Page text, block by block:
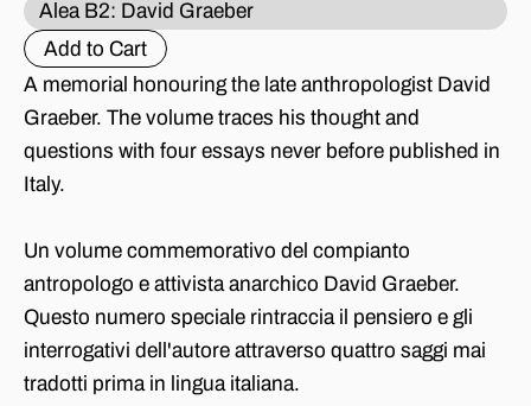
Alea B2: David Graeber
A memorial honouring the late anthropologist David
Graeber. The volume traces his thought and
questions with four essays never before published in
Italy.
Un volume commemorativo del compianto
antropologo e attivista anarchico David Graeber.
Questo numero speciale rintraccia il pensiero e gli
interrogativi dell'autore attraverso quattro saggi mai
tradotti prima in lingua italiana.